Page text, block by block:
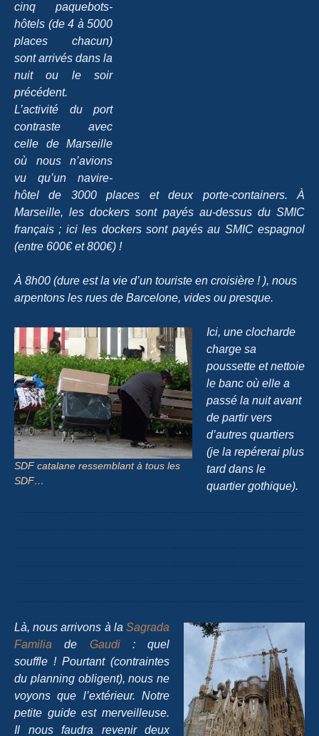
cinq paquebots-
hôtels (de 4 à 5000
places chacun)
sont arrivés dans la
nuit ou le soir
précédent.
L’activité du port
contraste avec
celle de Marseille
où nous n’avions
vu qu’un navire-
hôtel de 3000 places et deux porte-containers. À
Marseille, les dockers sont payés au-dessus du SMIC
français ; ici les dockers sont payés au SMIC espagnol
(entre 600€ et 800€) !
À 8h00 (dure est la vie d’un touriste en croisière ! ), nous
arpentons les rues de Barcelone, vides ou presque.
SDF catalane ressemblant à tous les
SDF…
Ici, une clocharde
charge sa
poussette et nettoie
le banc où elle a
passé la nuit avant
de partir vers
d’autres quartiers
(je la repérerai plus
tard dans le
quartier gothique).
Là, nous arrivons à la Sagrada
Familiade Gaudi: quel
souffle ! Pourtant (contraintes
du planning obligent), nous ne
voyons que l’extérieur. Notre
petite guide est merveilleuse.
Il nous faudra revenir deux